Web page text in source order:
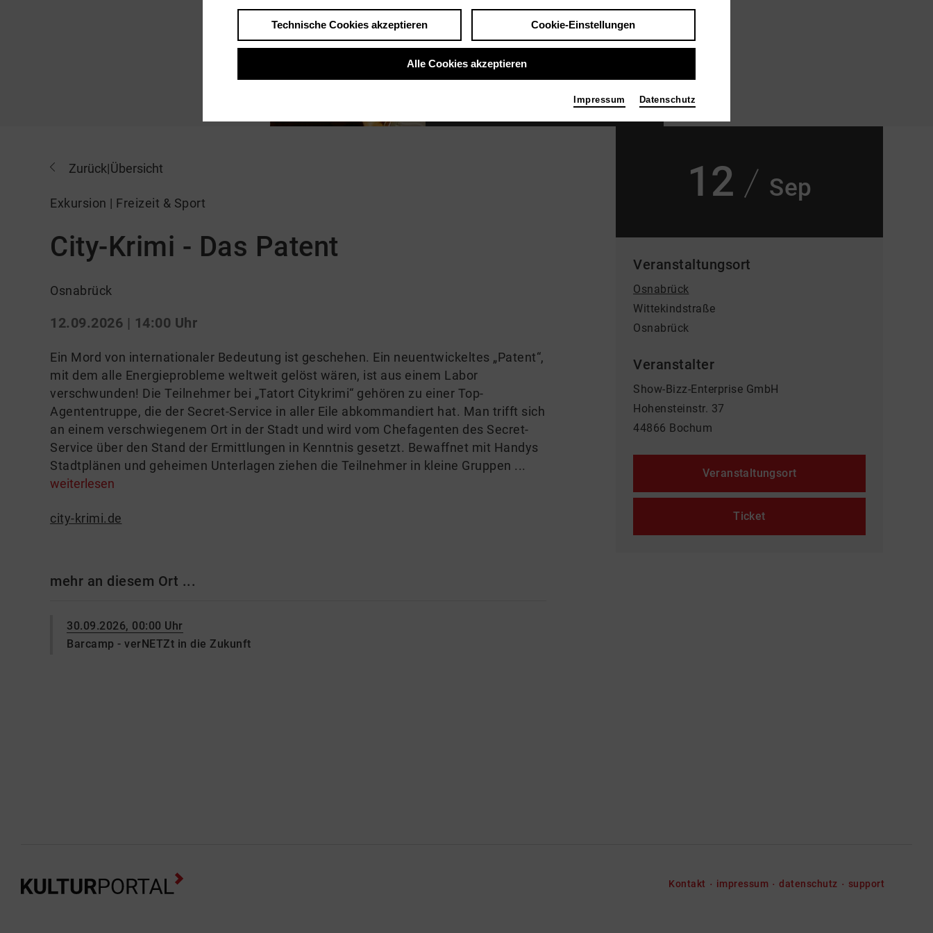
Zurück|Übersicht
Exkursion | Freizeit & Sport
City-Krimi - Das Patent
Osnabrück
12.09.2026 | 14:00 Uhr
Ein Mord von internationaler Bedeutung ist geschehen. Ein neuentwickeltes „Patent“,
mit dem alle Energieprobleme weltweit gelöst wären, ist aus einem Labor
verschwunden! Die Teilnehmer bei „Tatort Citykrimi“ gehören zu einer Top-
Agententruppe, die der Secret-Service in aller Eile abkommandiert hat. Man trifft sich
an einem verschwiegenem Ort in der Stadt und wird vom Chefagenten des Secret-
Service über den Stand der Ermittlungen in Kenntnis gesetzt. Bewaffnet mit Handys
Stadtplänen und geheimen Unterlagen ziehen die Teilnehmer in kleine Gruppen ...
weiterlesen
city-krimi.de
mehr an diesem Ort ...
30.09.2026, 00:00 Uhr
Barcamp - verNETZt in die Zukunft
12 Sep
Veranstaltungsort
Osnabrück
Wittekindstraße
Osnabrück
Veranstalter
Show-Bizz-Enterprise GmbH
Hohensteinstr. 37
44866 Bochum
Veranstaltungsort
Ticket
Kontakt impressum datenschutz support
Technische Cookies akzeptieren Cookie-Einstellungen
Alle Cookies akzeptieren
Impressum Datenschutz